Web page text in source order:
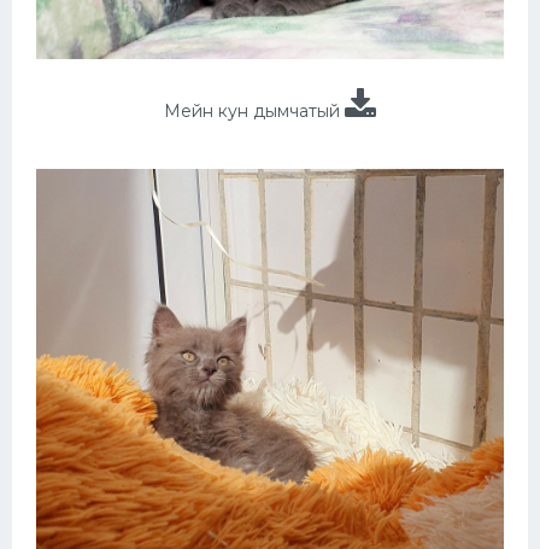
Мейн кун дымчатый